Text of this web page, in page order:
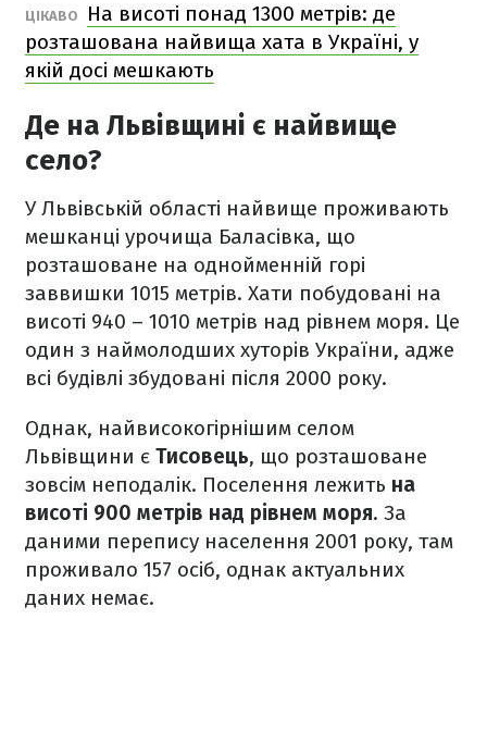
ЦІКАВО
На висоті понад 1300 метрів: де
розташована найвища хата в Україні, у
якій досі мешкають
Де на Львівщині є найвище
село?
У Львівській області найвище проживають
мешканці урочища Баласівка, що
розташоване на однойменній горі
заввишки 1015 метрів. Хати побудовані на
висоті 940 – 1010 метрів над рівнем моря. Це
один з наймолодших хуторів України, адже
всі будівлі збудовані після 2000 року.
Однак, найвисокогірнішим селом
Львівщини є Тисовець, що розташоване
зовсім неподалік. Поселення лежить на
висоті 900 метрів над рівнем моря. За
даними перепису населення 2001 року, там
проживало 157 осіб, однак актуальних
даних немає.